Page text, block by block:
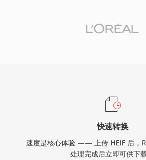
快速转换
速度是核心体验 —— 上传 HEIF 后，
处理完成后立即可供下载